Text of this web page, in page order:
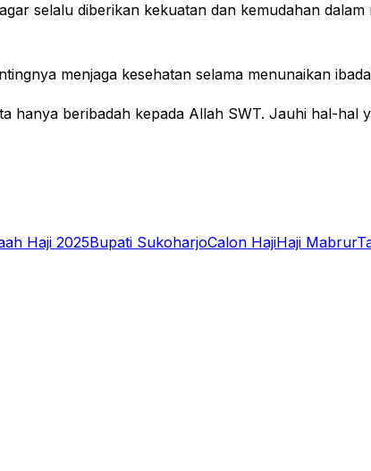
selalu diberikan kekuatan dan kemudahan
menjaga kesehatan selama menunaikan
hanya beribadah kepada Allah SWT. Jauhi hal-hal
Haji 2025Bupati SukoharjoCalon HajiHaji Mabrur